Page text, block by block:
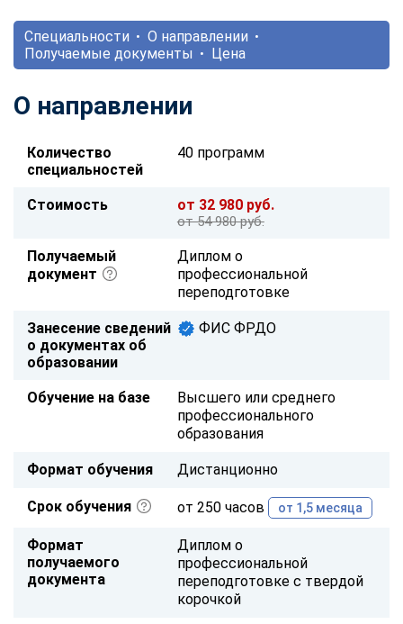
Специальности
О направлении
Получаемые документы
Цена
О направлении
Количество
специальностей
40 программ
Стоимость от 32 980 руб.
от 54 980 руб.
Получаемый
документ
Диплом о
профессиональной
переподготовке
Занесение сведений
о документах об
образовании
ФИС ФРДО
Обучение на базе
Высшего или среднего
профессионального
образования
Формат обучения Дистанционно
Срок обучения от 250 часов от 1,5 месяца
Формат
получаемого
документа
Диплом о
профессиональной
переподготовке с твердой
корочкой